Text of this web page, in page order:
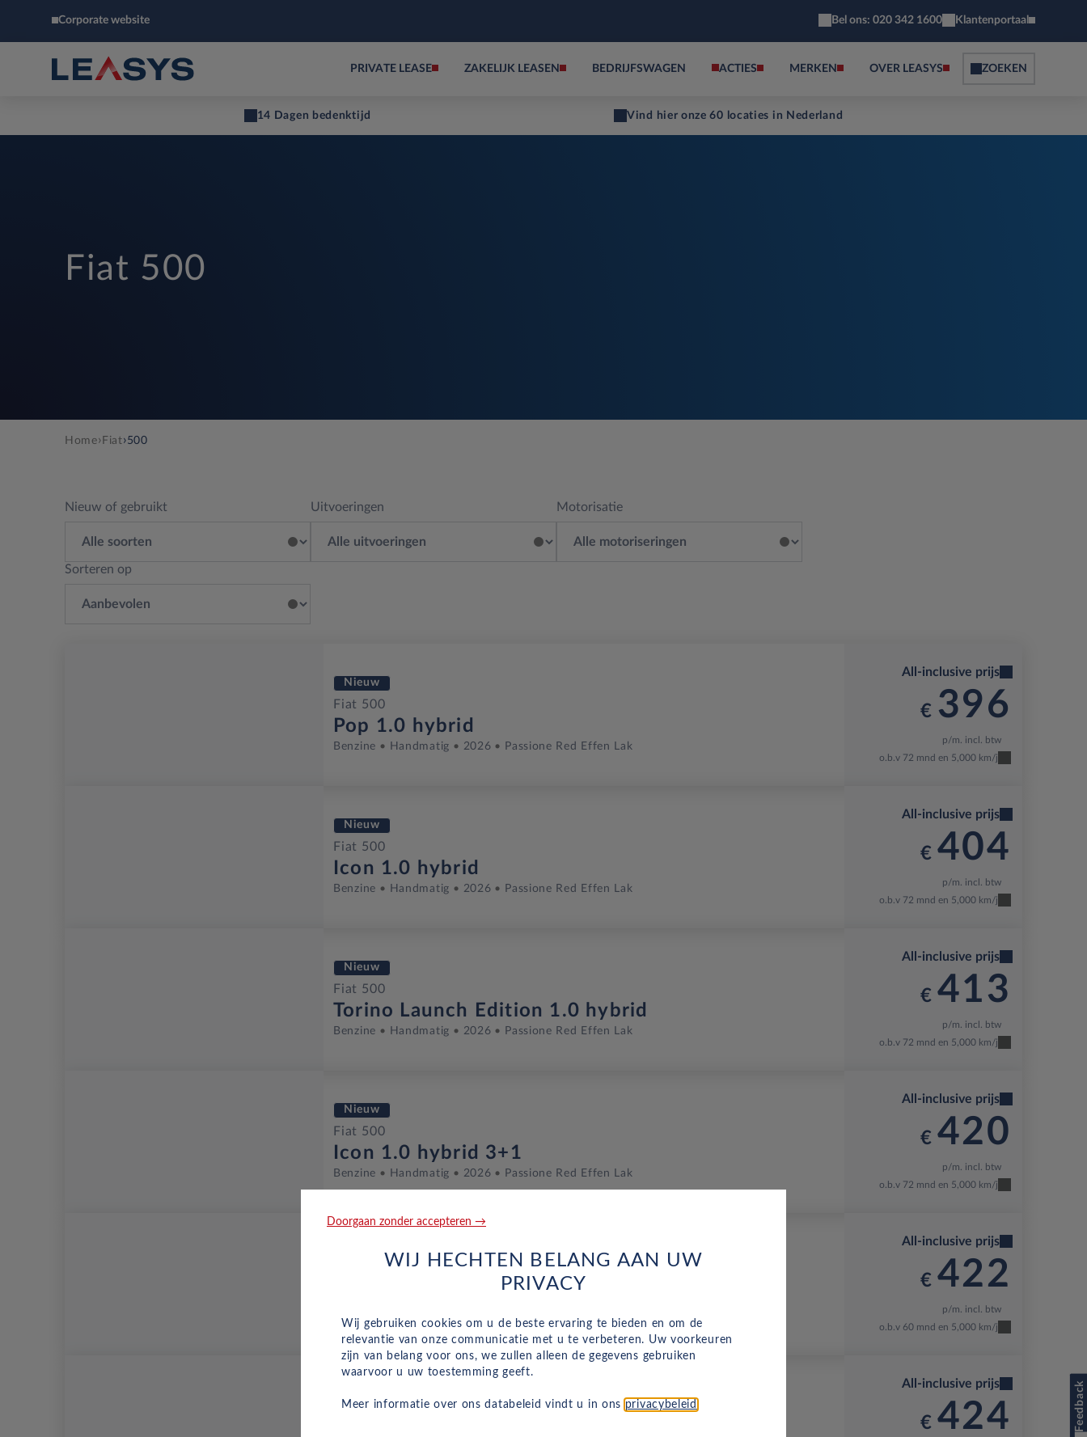
Corporate website Bel ons: 020 342 1600 Klantenportaal
PRIVATE LEASE ZAKELIJK LEASEN BEDRIJFSWAGEN ACTIES MERKEN OVER LEASYS ZOEKEN
14 Dagen bedenktijd Vind hier onze 60 locaties in Nederland
Fiat 500
Home› Fiat›500
Nieuw of gebruikt Uitvoeringen Motorisatie
Sorteren op
Nieuw
Fiat 500
Pop 1.0 hybrid
Benzine Handmatig 2026 Passione Red Effen Lak
All-inclusive prijs
€ 396
p/m. incl. btw
o.b.v 72 mnd en 5,000 km/j
Nieuw
Fiat 500
Icon 1.0 hybrid
Benzine Handmatig 2026 Passione Red Effen Lak
All-inclusive prijs
€ 404
p/m. incl. btw
o.b.v 72 mnd en 5,000 km/j
Nieuw
Fiat 500
Torino Launch Edition 1.0 hybrid
Benzine Handmatig 2026 Passione Red Effen Lak
All-inclusive prijs
€ 413
p/m. incl. btw
o.b.v 72 mnd en 5,000 km/j
Nieuw
Fiat 500
Icon 1.0 hybrid 3+1
Benzine Handmatig 2026 Passione Red Effen Lak
All-inclusive prijs
€ 420
p/m. incl. btw
o.b.v 72 mnd en 5,000 km/j
Occasion
Torino Launch Edition 1.0 hybrid
All-inclusive prijs
€ 422
p/m. incl. btw
o.b.v 60 mnd en 5,000 km/j
All-inclusive prijs
€ 424 Feedback
Doorgaan zonder accepteren →
WIJ HECHTEN BELANG AAN UW
PRIVACY
Wij gebruiken cookies om u de beste ervaring te bieden en om de
relevantie van onze communicatie met u te verbeteren. Uw voorkeuren
zijn van belang voor ons, we zullen alleen de gegevens gebruiken
waarvoor u uw toestemming geeft.
Meer informatie over ons databeleid vindt u in ons privacybeleid.